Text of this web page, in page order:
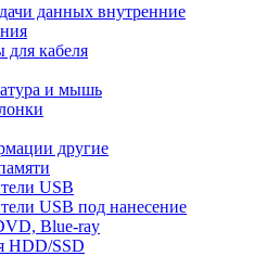
данных внутренние
для кабеля
и мышь
другие
USB
USB под нанесение
Blue-ray
HDD/SSD